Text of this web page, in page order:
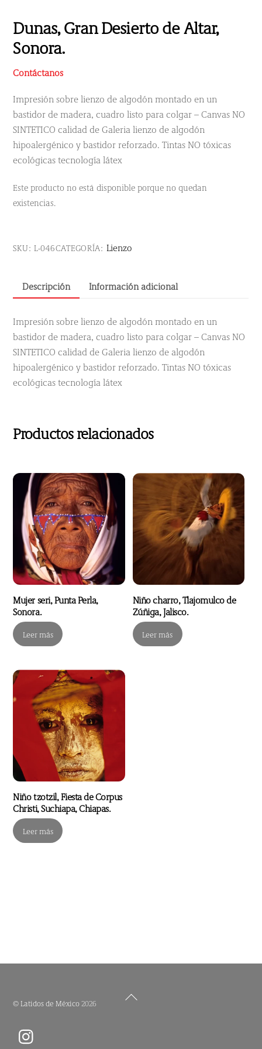
Dunas, Gran Desierto de Altar,
Sonora.
Contáctanos
Impresión sobre lienzo de algodón montado en un
bastidor de madera, cuadro listo para colgar – Canvas NO
SINTETICO calidad de Galeria lienzo de algodón
hipoalergénico y bastidor reforzado. Tintas NO tóxicas
ecológicas tecnología látex
Este producto no está disponible porque no quedan
existencias.
SKU:L-046CATEGORÍA: Lienzo
Descripción Información adicional
Impresión sobre lienzo de algodón montado en un
bastidor de madera, cuadro listo para colgar – Canvas NO
SINTETICO calidad de Galeria lienzo de algodón
hipoalergénico y bastidor reforzado. Tintas NO tóxicas
ecológicas tecnología látex
Productos relacionados
Mujer seri, Punta Perla,
Sonora.
Leer más
Niño charro, Tlajomulco de
Zúñiga, Jalisco.
Leer más
Niño tzotzil, Fiesta de Corpus
Christi, Suchiapa, Chiapas.
Leer más
Back
© Latidos de México2026